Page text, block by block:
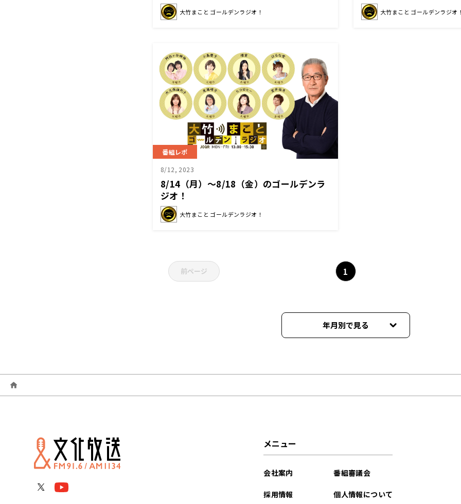
大竹まこと ゴールデンラジオ！ 大竹まこと ゴールデンラジオ
番組レポ
8/12, 2023
8/14（月）～8/18（金）のゴールデンラ
ジオ！
大竹まこと ゴールデンラジオ！
前ページ 1
年月別で見る
2025年05月
2025年04月
メニュー
会社案内
採用情報
番組審議会
個人情報について